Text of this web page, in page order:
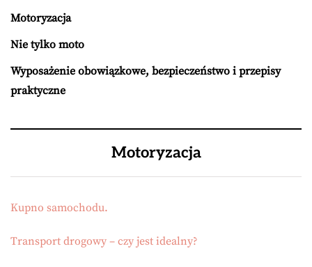
Motoryzacja
Nie tylko moto
Wyposażenie obowiązkowe, bezpieczeństwo i przepisy
praktyczne
Motoryzacja
Kupno samochodu.
Transport drogowy – czy jest idealny?